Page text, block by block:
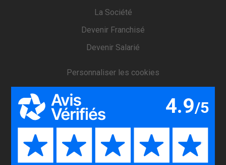
La Société
Devenir Franchisé
Devenir Salarié
Personnaliser les cookies